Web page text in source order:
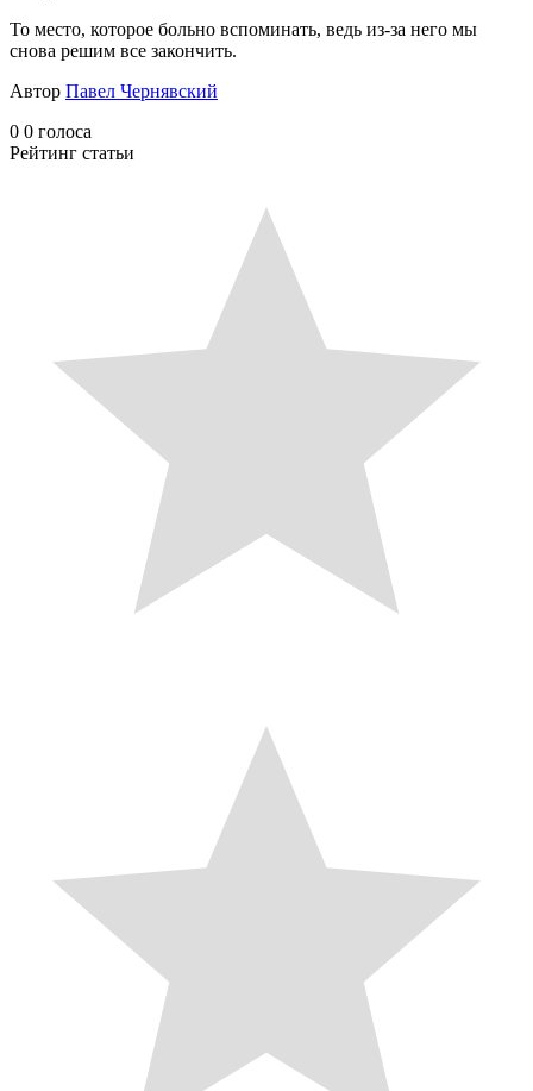
То место, которое больно вспоминать, ведь из-за него мы
снова решим все закончить.
Автор Павел Чернявский
0 0 голоса
Рейтинг статьи